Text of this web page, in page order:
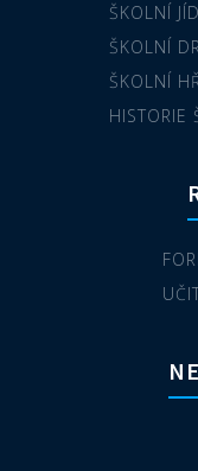
ŠKOLNÍ
ŠKOLNÍ
ŠKOLNÍ
HISTORIE